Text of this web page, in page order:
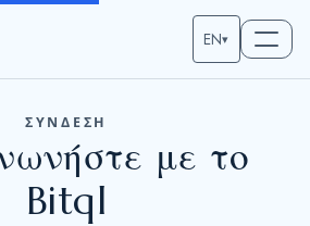
EN▾
ΣΥΝΔΕΣΗ
με το
Bitql